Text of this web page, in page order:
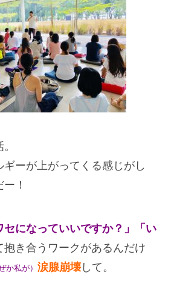
ギーが上がってくる感じがし
！
セになっていいですか？」「い
抱き合うワークがあるんだけ
か私が） 涙腺崩壊して。